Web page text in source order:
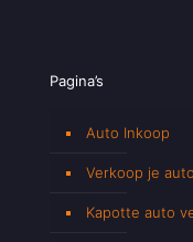
Pagina’s
Auto Inkoop
Verkoop je
Kapotte auto